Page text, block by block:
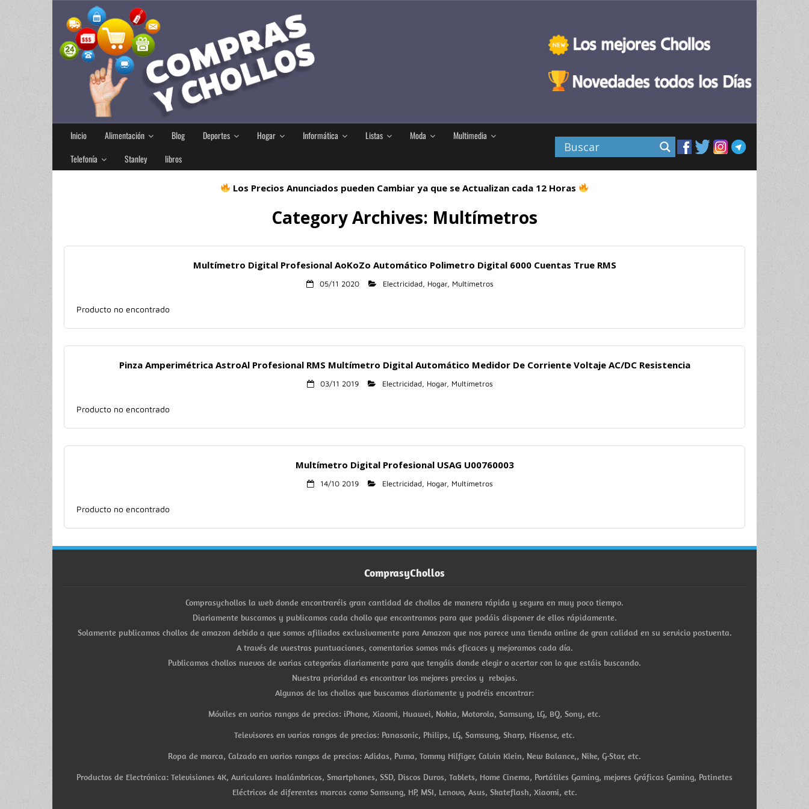
Inicio Alimentación Blog Deportes Hogar Informática Listas Moda
Multimedia
Telefonía
Stanley libros
Los Precios Anunciados pueden Cambiar ya que se Actualizan cada 12 Horas
Category Archives: Multímetros
Multímetro Digital Profesional AoKoZo Automático Polimetro Digital 6000 Cuentas True RMS
05/11 2020 Electricidad Hogar, Multímetros
Producto no encontrado
Pinza Amperimétrica AstroAl Profesional RMS Multímetro Digital Automático Medidor De Corriente Voltaje AC/DC Resistencia
03/11 2019 Electricidad Hogar, Multímetros
Producto no encontrado
Multímetro Digital Profesional USAG U00760003
14/10 2019 Electricidad Hogar, Multímetros
Producto no encontrado
ComprasyChollos
Comprasychollos la web donde encontraréis gran cantidad de chollos de manera rápida y segura en muy poco tiempo.
Diariamente buscamos y publicamos cada chollo que encontramos para que podáis disponer de ellos rápidamente.
Solamente publicamos chollos de amazon debido a que somos afiliados exclusivamente para Amazon que nos parece una tienda online de gran calidad en su servicio postventa.
A través de vuestras puntuaciones, comentarios somos más eficaces y mejoramos cada día.
Publicamos chollos nuevos de varias categorías diariamente para que tengáis donde elegir o acertar con lo que estáis buscando.
Nuestra prioridad es encontrar los mejores precios y rebajas.
Algunos de los chollos que buscamos diariamente y podréis encontrar:
Móviles en varios rangos de precios: iPhone, Xiaomi, Huawei, Nokia, Motorola, Samsung, LG, BQ, Sony, etc.
Televisores en varios rangos de precios: Panasonic, Philips, LG, Samsung, Sharp, Hisense, etc.
Ropa de marca, Calzado en varios rangos de precios: Adidas, Puma, Tommy Hilfiger, Calvin Klein, New Balance,, Nike, G-Star, etc.
Productos de Electrónica: Televisiones 4K, Auriculares Inalámbricos, Smartphones, SSD, Discos Duros, Tablets, Home Cinema, Portátiles Gaming, mejores Gráficas Gaming, Patinetes
Eléctricos de diferentes marcas como Samsung, HP, MSI, Lenovo, Asus, Skateflash, Xiaomi, etc.